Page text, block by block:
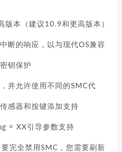
版本（建议10.9和更高版本）
断的响应，以与现代OS兼容
钥保护
并允许使用不同的SMC代
感器和按键添加支持
= XX引导参数支持
完全禁用SMC，您需要刷新